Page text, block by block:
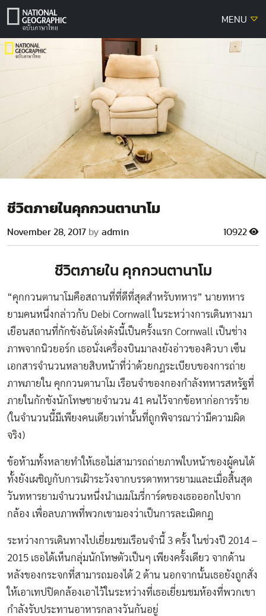
Skip
MENU
ชีวิตภายในคุกกวนตานาโม
November 28, 2017 by admin 10922
ชีวิตภายใน คุกกวนตานาโม
“คุกกวนตานาโมคือสถานที่ที่ดีที่สุดสำหรับทหาร” นายทหาร
ยามคนหนึ่งกล่าวกับ Debi Cornwall ในระหว่างการเดินทางมา
เยือนสถานที่กักขังอันโด่งดังนี้เป็นครั้งแรก Cornwall เป็นช่าง
ภาพจากนิวยอร์ก เธอนั่งเครื่องบินมาลงยังอ่าวของคิวบา เซ็น
เอกสารจำนวนหลายสิบหน้าที่ว่าด้วยกฎระเบียบของการถ่าย
ภาพภายใน คุกกวนตานาโม เรือนจำของกองกำลังทหารสหรัฐที่
ภายในกักขังนักโทษชายจำนวน 41 คนไว้จากข้อหาก่อการร้าย
(ในจำนวนนี้มีเพียงคนเดียวเท่านั้นที่ถูกพิจารณาว่ามีความผิด
จริง)
ข้อห้ามทั้งหลายทำให้เธอไม่สามารถถ่ายภาพใบหน้าของผู้คนได้
ทั้งยังเผชิญกับการเฝ้าระวังจากบรรดาทหารยามและเมื่อสิ้นสุด
วันทหารยามจำนวนหนึ่งนำเมมโมรี่การ์ดของเธอออกไปจาก
กล้อง เพื่อลบภาพที่พวกเขามองว่าเป็นการละเมิดกฎ
ระหว่างการเดินทางไปเยี่ยมชมเรือนจำนี้ 3 ครั้ง ในช่วงปี 2014 –
2015 เธอได้เห็นกลุ่มนักโทษตัวเป็นๆ เพียงครั้งเดียว จากด้าน
หลังของกระจกที่สามารถมองได้ 2 ด้าน นอกจากนั้นเธอยังถูกสั่ง
ให้เอาเทปปิดกล้องเอาไว้ในระหว่างที่เธอเยี่ยมชมห้องที่พวกเขา
กำลังรับประทานอาหารกลางวันกันอยู่